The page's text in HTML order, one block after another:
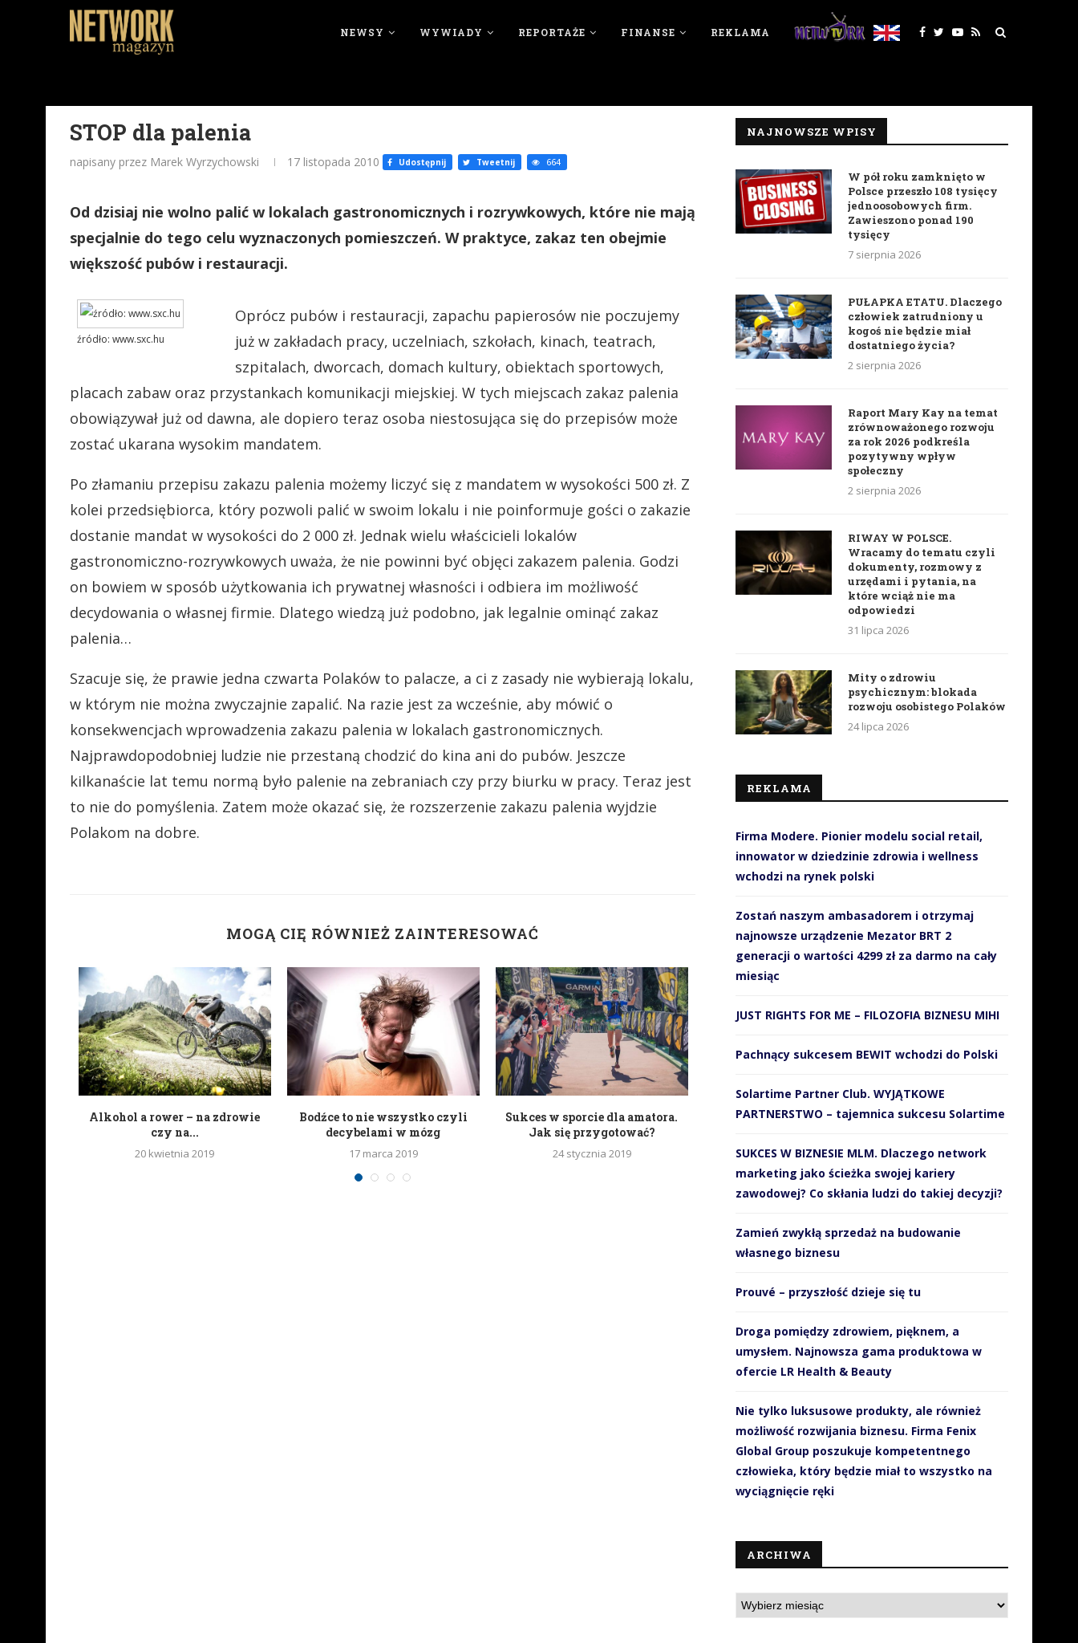
NEWSY WYWIADY REPORTAŻE FINANSE REKLAMA
STOP dla palenia
napisany przez Marek Wyrzychowski 17 listopada 2010 Udostępnij Tweetnij 664
Od dzisiaj nie wolno palić w lokalach gastronomicznych i rozrywkowych, które nie mają
specjalnie do tego celu wyznaczonych pomieszczeń. W praktyce, zakaz ten obejmie
większość pubów i restauracji.
źródło: www.sxc.hu
Oprócz pubów i restauracji, zapachu papierosów nie poczujemy
już w zakładach pracy, uczelniach, szkołach, kinach, teatrach,
szpitalach, dworcach, domach kultury, obiektach sportowych,
placach zabaw oraz przystankach komunikacji miejskiej. W tych miejscach zakaz palenia
obowiązywał już od dawna, ale dopiero teraz osoba niestosująca się do przepisów może
zostać ukarana wysokim mandatem.
Po złamaniu przepisu zakazu palenia możemy liczyć się z mandatem w wysokości 500 zł. Z
kolei przedsiębiorca, który pozwoli palić w swoim lokalu i nie poinformuje gości o zakazie
dostanie mandat w wysokości do 2 000 zł. Jednak wielu właścicieli lokalów
gastronomiczno-rozrywkowych uważa, że nie powinni być objęci zakazem palenia. Godzi
on bowiem w sposób użytkowania ich prywatnej własności i odbiera im możliwość
decydowania o własnej firmie. Dlatego wiedzą już podobno, jak legalnie ominąć zakaz
palenia…
Szacuje się, że prawie jedna czwarta Polaków to palacze, a ci z zasady nie wybierają lokalu,
w którym nie można zwyczajnie zapalić. Na razie jest za wcześnie, aby mówić o
konsekwencjach wprowadzenia zakazu palenia w lokalach gastronomicznych.
Najprawdopodobniej ludzie nie przestaną chodzić do kina ani do pubów. Jeszcze
kilkanaście lat temu normą było palenie na zebraniach czy przy biurku w pracy. Teraz jest
to nie do pomyślenia. Zatem może okazać się, że rozszerzenie zakazu palenia wyjdzie
Polakom na dobre.
MOGĄ CIĘ RÓWNIEŻ ZAINTERESOWAĆ
Alkohol a rower – na zdrowie
czy na...
20 kwietnia 2019
Bodźce to nie wszystko czyli
decybelami w mózg
17 marca 2019
Sukces w sporcie dla amatora.
Jak się przygotować?
24 stycznia 2019
Jak SMS-y wspierają
WOŚP?
10 stycznia 2019
Sportowcy obalają mit, że
21 listopada 2018
NAJNOWSZE WPISY
W pół roku zamknięto w
Polsce przeszło 108 tysięcy
jednoosobowych firm.
Zawieszono ponad 190
tysięcy
7 sierpnia 2026
PUŁAPKA ETATU. Dlaczego
człowiek zatrudniony u
kogoś nie będzie miał
dostatniego życia?
2 sierpnia 2026
Raport Mary Kay na temat
zrównoważonego rozwoju
za rok 2026 podkreśla
pozytywny wpływ
społeczny
2 sierpnia 2026
RIWAY W POLSCE.
Wracamy do tematu czyli
dokumenty, rozmowy z
urzędami i pytania, na
które wciąż nie ma
odpowiedzi
31 lipca 2026
Mity o zdrowiu
psychicznym: blokada
rozwoju osobistego Polaków
24 lipca 2026
REKLAMA
Firma Modere. Pionier modelu social retail,
innowator w dziedzinie zdrowia i wellness
wchodzi na rynek polski
Zostań naszym ambasadorem i otrzymaj
najnowsze urządzenie Mezator BRT 2
generacji o wartości 4299 zł za darmo na cały
miesiąc
JUST RIGHTS FOR ME – FILOZOFIA BIZNESU MIHI
Pachnący sukcesem BEWIT wchodzi do Polski
Solartime Partner Club. WYJĄTKOWE
PARTNERSTWO – tajemnica sukcesu Solartime
SUKCES W BIZNESIE MLM. Dlaczego network
marketing jako ścieżka swojej kariery
zawodowej? Co skłania ludzi do takiej decyzji?
Zamień zwykłą sprzedaż na budowanie
własnego biznesu
Prouvé – przyszłość dzieje się tu
Droga pomiędzy zdrowiem, pięknem, a
umysłem. Najnowsza gama produktowa w
ofercie LR Health & Beauty
Nie tylko luksusowe produkty, ale również
możliwość rozwijania biznesu. Firma Fenix
Global Group poszukuje kompetentnego
człowieka, który będzie miał to wszystko na
wyciągnięcie ręki
ARCHIWA